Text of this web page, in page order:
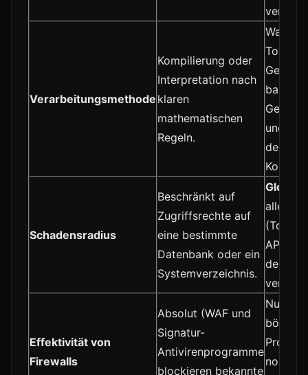
Verarbeitungsmethode
Kompilierung oder
Interpretation nach
klaren
mathematischen
Regeln.
Token-
und
des
Kontext.
Schadensradius
Beschränkt auf
Zugriffsrechte auf
eine bestimmte
Datenbank oder ein
Systemverzeichnis.
Global
alle
(Tool
APIs,
der
Effektivität von
Firewalls
Absolut (WAF und
Signatur-
Antivirenprogramme
blockieren bekannte
Null.
Prompt